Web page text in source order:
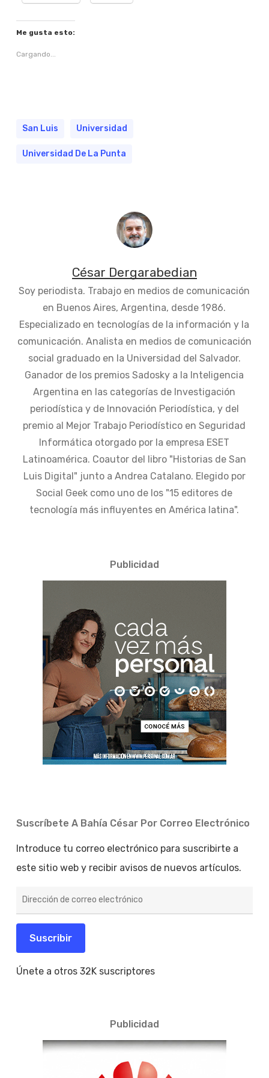
Me gusta esto:
Cargando...
San Luis Universidad
Universidad De La Punta
César Dergarabedian
Soy periodista. Trabajo en medios de comunicación
en Buenos Aires, Argentina, desde 1986.
Especializado en tecnologías de la información y la
comunicación. Analista en medios de comunicación
social graduado en la Universidad del Salvador.
Ganador de los premios Sadosky a la Inteligencia
Argentina en las categorías de Investigación
periodística y de Innovación Periodística, y del
premio al Mejor Trabajo Periodístico en Seguridad
Informática otorgado por la empresa ESET
Latinoamérica. Coautor del libro "Historias de San
Luis Digital" junto a Andrea Catalano. Elegido por
Social Geek como uno de los "15 editores de
tecnología más influyentes en América latina".
Publicidad
Suscríbete A Bahía César Por Correo Electrónico
Introduce tu correo electrónico para suscribirte a
este sitio web y recibir avisos de nuevos artículos.
de
electrónico
Suscribir
Únete a otros 32K suscriptores
Publicidad